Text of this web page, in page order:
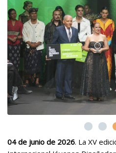
04 de junio de 2026. La XV